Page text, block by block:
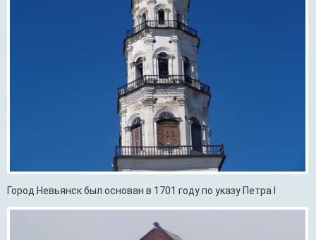
Город Невьянск был основан в 1701 году по указу Петра I